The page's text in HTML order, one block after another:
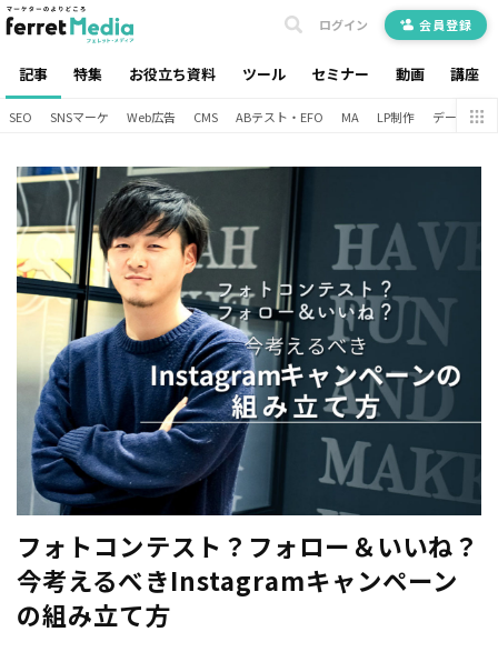
記事 特集 お役立ち資料 ツール セミナー 動画 講座
ログイン 会員登録
SEO SNSマーケ Web広告 CMS ABテスト・EFO MA LP制作 データ分析
フォトコンテスト？フォロー＆いいね？
今考えるべきInstagramキャンペーン
の組み立て方